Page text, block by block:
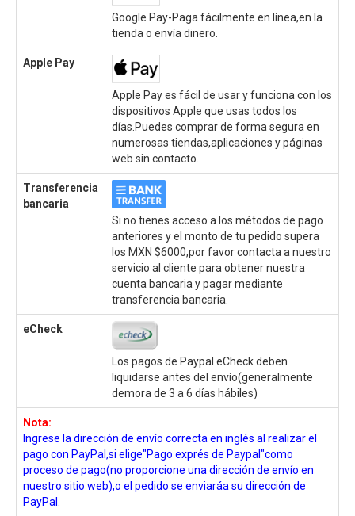
Google Pay-Paga fácilmente en línea,en la
tienda o envía dinero.
Apple Pay
Apple Pay es fácil de usar y funciona con los
dispositivos Apple que usas todos los
días.Puedes comprar de forma segura en
numerosas tiendas,aplicaciones y páginas
web sin contacto.
Transferencia
bancaria
Si no tienes acceso a los métodos de pago
anteriores y el monto de tu pedido supera
los MXN $6000,por favor contacta a nuestro
servicio al cliente para obtener nuestra
cuenta bancaria y pagar mediante
transferencia bancaria.
eCheck
Los pagos de Paypal eCheck deben
liquidarse antes del envío(generalmente
demora de 3 a 6 días hábiles)
Nota:
Ingrese la dirección de envío correcta en inglés al realizar el
pago con PayPal,si elige"Pago exprés de Paypal"como
proceso de pago(no proporcione una dirección de envío en
nuestro sitio web),o el pedido se enviaráa su dirección de
PayPal.